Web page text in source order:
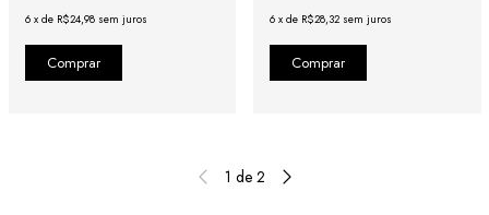
6 x de R$24,98 sem juros 6 x de R$28,32 sem juros
1 de 2